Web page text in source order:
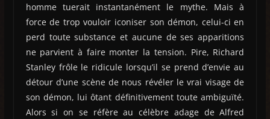
homme tuerait instantanément le mythe. Mais à
force de trop vouloir iconiser son démon, celui-ci en
perd toute substance et aucune de ses apparitions
ne parvient à faire monter la tension. Pire, Richard
Stanley frôle le ridicule lorsqu’il se prend d’envie au
détour d’une scène de nous révéler le vrai visage de
son démon, lui ôtant définitivement toute ambiguïté.
Alors si on se réfère au célèbre adage de Alfred